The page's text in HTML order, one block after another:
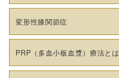
変形性膝関節症
PRP（多血小板血漿）療法とは